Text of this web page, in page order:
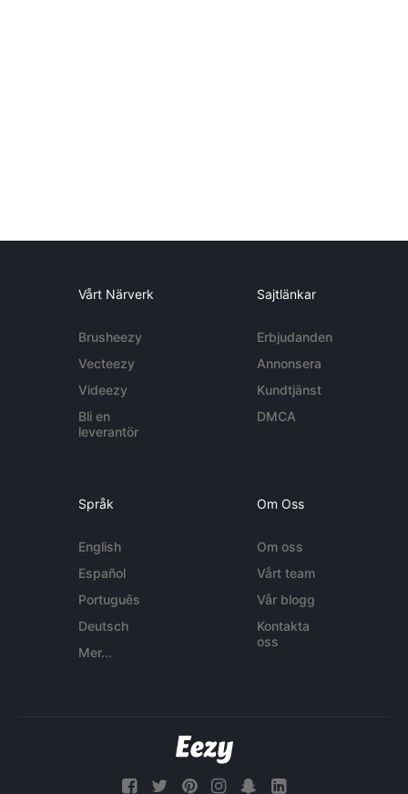
Vårt Närverk
Brusheezy
Vecteezy
Videezy
Bli en
leverantör
Sajtlänkar
Erbjudanden
Annonsera
Kundtjänst
DMCA
Språk
English
Español
Português
Deutsch
Mer...
Om Oss
Om oss
Vårt team
Vår blogg
Kontakta
oss